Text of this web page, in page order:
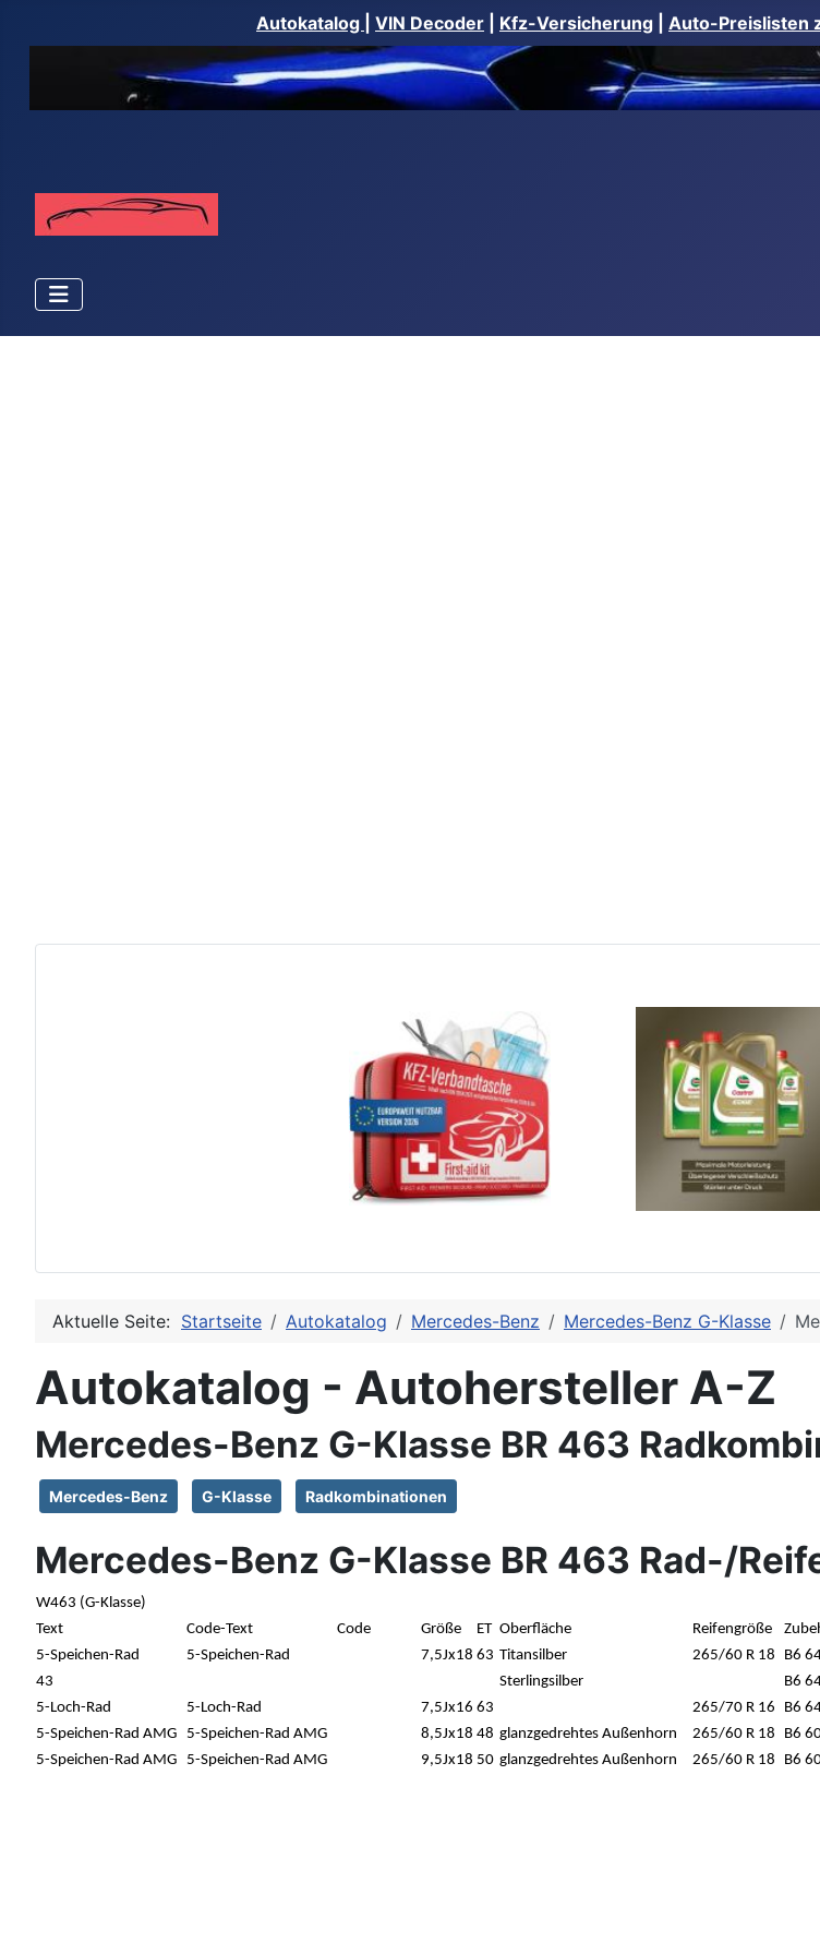
Autokatalog VIN Decoder Kfz-Versicherung Auto-Preislisten
Aktuelle Seite: Startseite Autokatalog Mercedes-Benz Mercedes-Benz G-Klasse
Autokatalog - Autohersteller A-Z
Mercedes-Benz G-Klasse BR 463
Mercedes-Benz G-Klasse Radkombinationen
Mercedes-Benz G-Klasse BR 463 Rad-/
W463 (G-Klasse)
Text
Code-Text Code Größe ET Oberfläche Reifengröße
5-Speichen-Rad
5-Speichen-Rad 7,5Jx18 63 Titansilber 265/60 R 18 B6
43
Sterlingsilber
B6
5-Loch-Rad
5-Loch-Rad 7,5Jx16 63 265/70 R 16 B6
5-Speichen-Rad AMG
5-Speichen-Rad AMG 8,5Jx18 48 glanzgedrehtes Außenhorn 265/60 R 18 B6
5-Speichen-Rad AMG
5-Speichen-Rad AMG 9,5Jx18 50 glanzgedrehtes Außenhorn 265/60 R 18 B6